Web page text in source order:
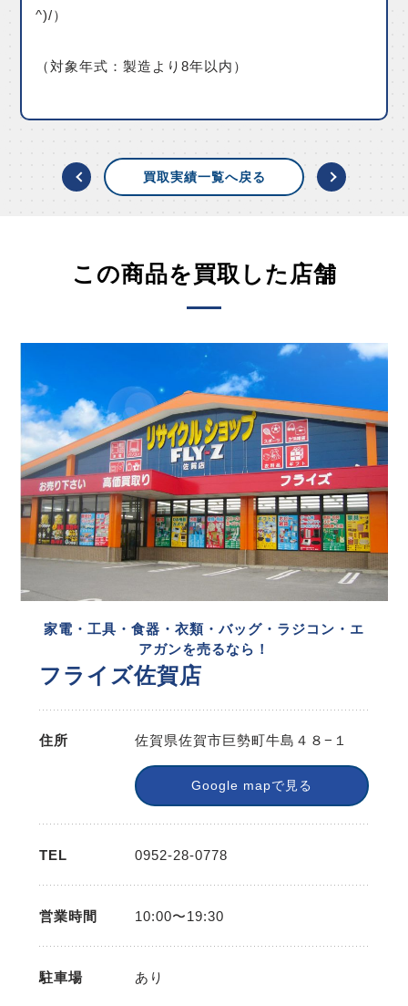
^)/）
（対象年式：製造より8年以内）
買取実績一覧へ戻る
この商品を買取した店舗
家電・工具・食器・衣類・バッグ・ラジコン・エ
アガンを売るなら！
フライズ佐賀店
住所 佐賀県佐賀市巨勢町牛島４８−１
Google mapで見る
TEL 0952-28-0778
営業時間 10:00〜19:30
駐車場 あり